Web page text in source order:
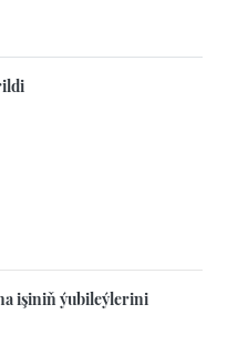
işiniň ýubileýlerini